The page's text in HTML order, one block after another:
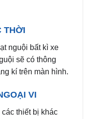
THỜI
nguội bất kì xe
sẽ có thông
kí trên màn hình.
VI
thiết bị khác